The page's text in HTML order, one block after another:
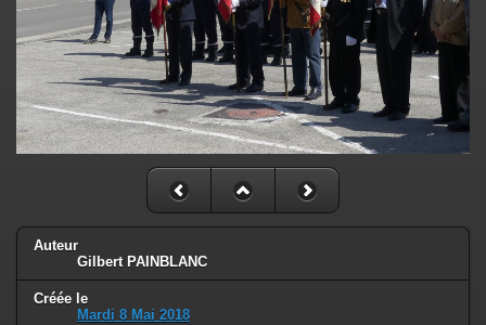
Auteur
Gilbert PAINBLANC
Créée le
Mardi 8 Mai 2018